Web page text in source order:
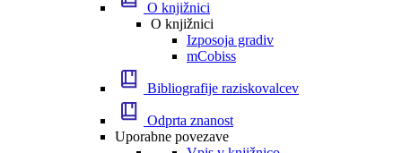
O knjižnici
O knjižnici
Izposoja gradiv
mCobiss
Bibliografije raziskovalcev
Odprta znanost
Uporabne povezave